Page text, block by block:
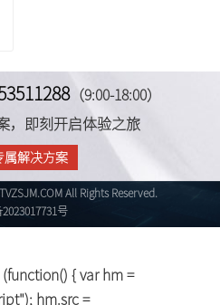
（9:00-18:00）
，即刻开启体验之旅
属解决方案
All Rights Reserved.
2023017731号
{ var hm =
hm.src =